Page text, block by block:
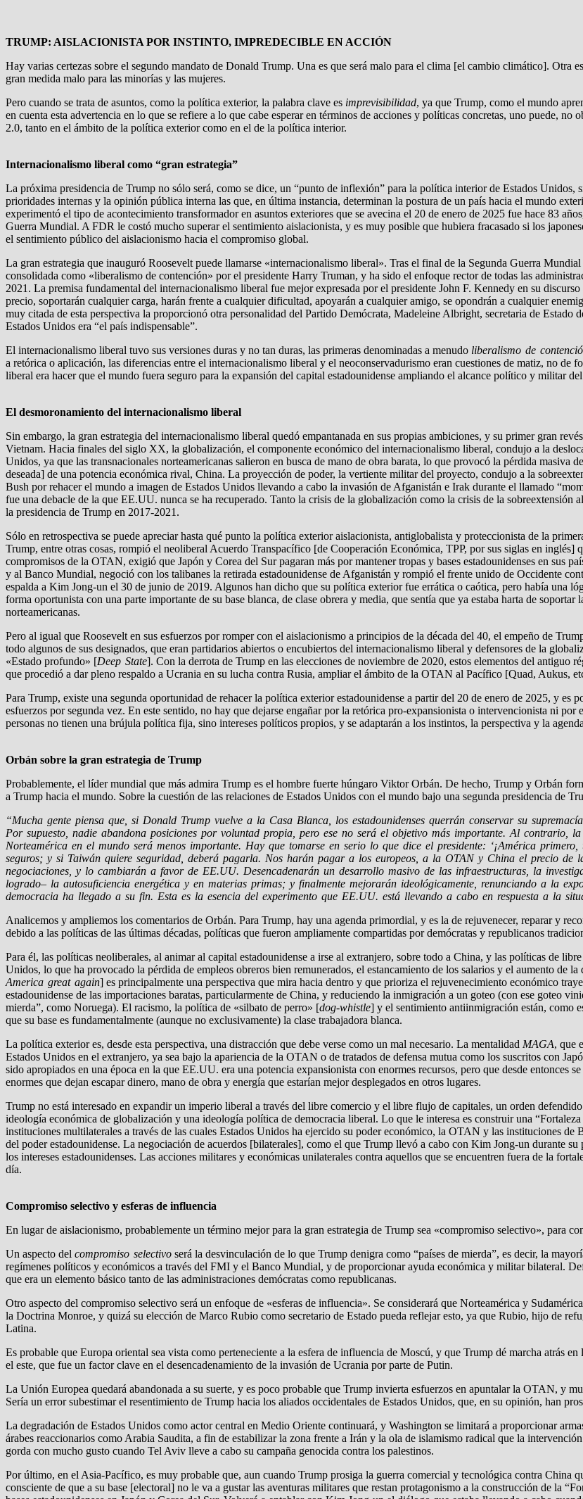
TRUMP: AISLACIONISTA POR INSTINTO, IMPREDECIBLE EN ACCIÓN
Hay varias certezas sobre el segundo mandato de Donald Trump. Una es que será malo para el clima [el cambio climático]. Otra
gran medida malo para las minorías y las mujeres.
Pero cuando se trata de asuntos, como la política exterior, la palabra clave es imprevisibilidad, ya que Trump, como el mundo
en cuenta esta advertencia en lo que se refiere a lo que cabe esperar en términos de acciones y políticas concretas, uno puede,
2.0, tanto en el ámbito de la política exterior como en el de la política interior.
Internacionalismo liberal como “gran estrategia”
La próxima presidencia de Trump no sólo será, como se dice, un “punto de inflexión” para la política interior de Estados Unidos,
prioridades internas y la opinión pública interna las que, en última instancia, determinan la postura de un país hacia el mundo
experimentó el tipo de acontecimiento transformador en asuntos exteriores que se avecina el 20 de enero de 2025 fue hace 83
Guerra Mundial. A FDR le costó mucho superar el sentimiento aislacionista, y es muy posible que hubiera fracasado si los
el sentimiento público del aislacionismo hacia el compromiso global.
La gran estrategia que inauguró Roosevelt puede llamarse «internacionalismo liberal». Tras el final de la Segunda Guerra
consolidada como «liberalismo de contención» por el presidente Harry Truman, y ha sido el enfoque rector de todas las
2021. La premisa fundamental del internacionalismo liberal fue mejor expresada por el presidente John F. Kennedy en su
precio, soportarán cualquier carga, harán frente a cualquier dificultad, apoyarán a cualquier amigo, se opondrán a cualquier
muy citada de esta perspectiva la proporcionó otra personalidad del Partido Demócrata, Madeleine Albright, secretaria de
Estados Unidos era “el país indispensable”.
El internacionalismo liberal tuvo sus versiones duras y no tan duras, las primeras denominadas a menudo liberalismo de
a retórica o aplicación, las diferencias entre el internacionalismo liberal y el neoconservadurismo eran cuestiones de matiz, no
liberal era hacer que el mundo fuera seguro para la expansión del capital estadounidense ampliando el alcance político y militar
El desmoronamiento del internacionalismo liberal
Sin embargo, la gran estrategia del internacionalismo liberal quedó empantanada en sus propias ambiciones, y su primer gran
Vietnam. Hacia finales del siglo XX, la globalización, el componente económico del internacionalismo liberal, condujo a la
Unidos, ya que las transnacionales norteamericanas salieron en busca de mano de obra barata, lo que provocó la pérdida
deseada] de una potencia económica rival, China. La proyección de poder, la vertiente militar del proyecto, condujo a la
Bush por rehacer el mundo a imagen de Estados Unidos llevando a cabo la invasión de Afganistán e Irak durante el llamado
fue una debacle de la que EE.UU. nunca se ha recuperado. Tanto la crisis de la globalización como la crisis de la
la presidencia de Trump en 2017-2021.
Sólo en retrospectiva se puede apreciar hasta qué punto la política exterior aislacionista, antiglobalista y proteccionista de la
Trump, entre otras cosas, rompió el neoliberal Acuerdo Transpacífico [de Cooperación Económica, TPP, por sus siglas en inglés]
compromisos de la OTAN, exigió que Japón y Corea del Sur pagaran más por mantener tropas y bases estadounidenses en sus
y al Banco Mundial, negoció con los talibanes la retirada estadounidense de Afganistán y rompió el frente unido de Occidente
espalda a Kim Jong-un el 30 de junio de 2019. Algunos han dicho que su política exterior fue errática o caótica, pero había una
forma oportunista con una parte importante de su base blanca, de clase obrera y media, que sentía que ya estaba harta de
norteamericanas.
Pero al igual que Roosevelt en sus esfuerzos por romper con el aislacionismo a principios de la década del 40, el empeño de
todo algunos de sus designados, que eran partidarios abiertos o encubiertos del internacionalismo liberal y defensores de la
«Estado profundo» [Deep State]. Con la derrota de Trump en las elecciones de noviembre de 2020, estos elementos del
que procedió a dar pleno respaldo a Ucrania en su lucha contra Rusia, ampliar el ámbito de la OTAN al Pacífico [Quad, Aukus,
Para Trump, existe una segunda oportunidad de rehacer la política exterior estadounidense a partir del 20 de enero de 2025, y es
esfuerzos por segunda vez. En este sentido, no hay que dejarse engañar por la retórica pro-expansionista o intervencionista ni
personas no tienen una brújula política fija, sino intereses políticos propios, y se adaptarán a los instintos, la perspectiva y la
Orbán sobre la gran estrategia de Trump
Probablemente, el líder mundial que más admira Trump es el hombre fuerte húngaro Viktor Orbán. De hecho, Trump y Orbán
a Trump hacia el mundo. Sobre la cuestión de las relaciones de Estados Unidos con el mundo bajo una segunda presidencia de
“Mucha gente piensa que, si Donald Trump vuelve a la Casa Blanca, los estadounidenses querrán conservar su
Por supuesto, nadie abandona posiciones por voluntad propia, pero ese no será el objetivo más importante. Al
Norteamérica en el mundo será menos importante. Hay que tomarse en serio lo que dice el presidente: ‘¡América
seguros; y si Taiwán quiere seguridad, deberá pagarla. Nos harán pagar a los europeos, a la OTAN y China el precio
negociaciones, y lo cambiarán a favor de EE.UU. Desencadenarán un desarrollo masivo de las infraestructuras, la
logrado– la autosuficiencia energética y en materias primas; y finalmente mejorarán ideológicamente, renunciando a la
democracia ha llegado a su fin. Esta es la esencia del experimento que EE.UU. está llevando a cabo en respuesta a la
Analicemos y ampliemos los comentarios de Orbán. Para Trump, hay una agenda primordial, y es la de rejuvenecer, reparar y
debido a las políticas de las últimas décadas, políticas que fueron ampliamente compartidas por demócratas y republicanos
Para él, las políticas neoliberales, al animar al capital estadounidense a irse al extranjero, sobre todo a China, y las políticas de
Unidos, lo que ha provocado la pérdida de empleos obreros bien remunerados, el estancamiento de los salarios y el aumento de
America great again] es principalmente una perspectiva que mira hacia dentro y que prioriza el rejuvenecimiento económico
estadounidense de las importaciones baratas, particularmente de China, y reduciendo la inmigración a un goteo (con ese goteo
mierda”, como Noruega). El racismo, la política de «silbato de perro» [dog-whistle] y el sentimiento antiinmigración están, como
que su base es fundamentalmente (aunque no exclusivamente) la clase trabajadora blanca.
La política exterior es, desde esta perspectiva, una distracción que debe verse como un mal necesario. La mentalidad MAGA, que
Estados Unidos en el extranjero, ya sea bajo la apariencia de la OTAN o de tratados de defensa mutua como los suscritos con
sido apropiados en una época en la que EE.UU. era una potencia expansionista con enormes recursos, pero que desde entonces
enormes que dejan escapar dinero, mano de obra y energía que estarían mejor desplegados en otros lugares.
Trump no está interesado en expandir un imperio liberal a través del libre comercio y el libre flujo de capitales, un orden
ideología económica de globalización y una ideología política de democracia liberal. Lo que le interesa es construir una
instituciones multilaterales a través de las cuales Estados Unidos ha ejercido su poder económico, la OTAN y las instituciones
del poder estadounidense. La negociación de acuerdos [bilaterales], como el que Trump llevó a cabo con Kim Jong-un durante
los intereses estadounidenses. Las acciones militares y económicas unilaterales contra aquellos que se encuentren fuera de la
día.
Compromiso selectivo y esferas de influencia
En lugar de aislacionismo, probablemente un término mejor para la gran estrategia de Trump sea «compromiso selectivo», para
Un aspecto del compromiso selectivo será la desvinculación de lo que Trump denigra como “países de mierda”, es decir, la
regímenes políticos y económicos a través del FMI y el Banco Mundial, y de proporcionar ayuda económica y militar bilateral.
que era un elemento básico tanto de las administraciones demócratas como republicanas.
Otro aspecto del compromiso selectivo será un enfoque de «esferas de influencia». Se considerará que Norteamérica y
la Doctrina Monroe, y quizá su elección de Marco Rubio como secretario de Estado pueda reflejar esto, ya que Rubio, hijo de
Latina.
Es probable que Europa oriental sea vista como perteneciente a la esfera de influencia de Moscú, y que Trump dé marcha atrás
el este, que fue un factor clave en el desencadenamiento de la invasión de Ucrania por parte de Putin.
La Unión Europea quedará abandonada a su suerte, y es poco probable que Trump invierta esfuerzos en apuntalar la OTAN, y
Sería un error subestimar el resentimiento de Trump hacia los aliados occidentales de Estados Unidos, que, en su opinión, han
La degradación de Estados Unidos como actor central en Medio Oriente continuará, y Washington se limitará a proporcionar
árabes reaccionarios como Arabia Saudita, a fin de estabilizar la zona frente a Irán y la ola de islamismo radical que la
gorda con mucho gusto cuando Tel Aviv lleve a cabo su campaña genocida contra los palestinos.
Por último, en el Asia-Pacífico, es muy probable que, aun cuando Trump prosiga la guerra comercial y tecnológica contra China
consciente de que a su base [electoral] no le va a gustar las aventuras militares que restan protagonismo a la construcción de la